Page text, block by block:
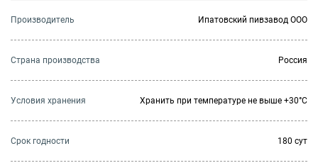
Производитель Ипатовский пивзавод ООО
Страна производства Россия
Условия хранения Хранить при температуре не выше +30°C
Cрок годности 180 сут